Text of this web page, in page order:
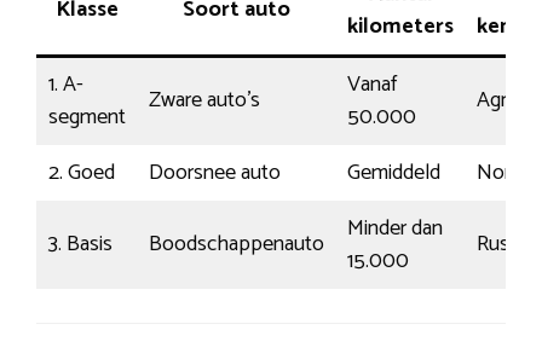
Klasse Soort auto
kilometers
1. A-
segment
Zware auto’s
Vanaf
50.000
2. Goed
Doorsnee auto Gemiddeld
3. Basis
Boodschappenauto
Minder dan
15.000
Rustig